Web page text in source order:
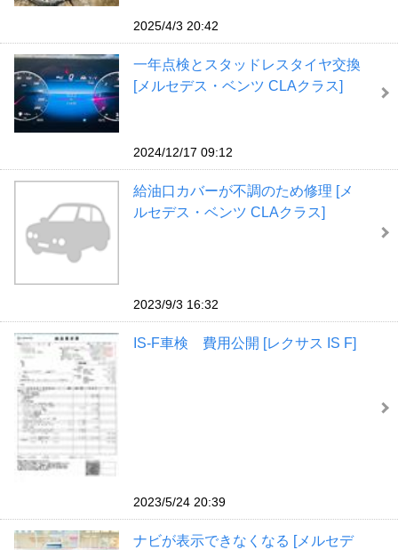
2025/4/3 20:42
一年点検とスタッドレスタイヤ交換
[メルセデス・ベンツ CLAクラス]
2024/12/17 09:12
給油口カバーが不調のため修理 [メ
ルセデス・ベンツ CLAクラス]
2023/9/3 16:32
IS-F車検 費用公開 [レクサス IS F]
2023/5/24 20:39
ナビが表示できなくなる [メルセデ